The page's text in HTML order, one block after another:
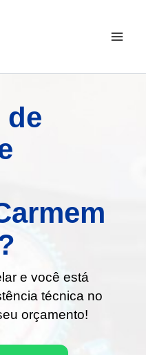
de
e você está
técnica no
orçamento!